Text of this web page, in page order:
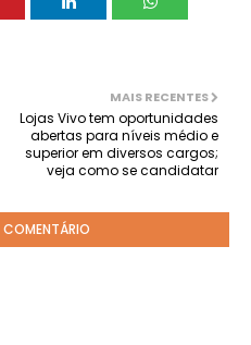
MAIS RECENTES
Lojas Vivo tem oportunidades
abertas para níveis médio e
superior em diversos cargos;
veja como se candidatar